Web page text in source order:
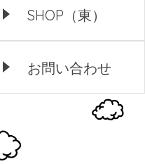
SHOP（東）
お問い合わせ